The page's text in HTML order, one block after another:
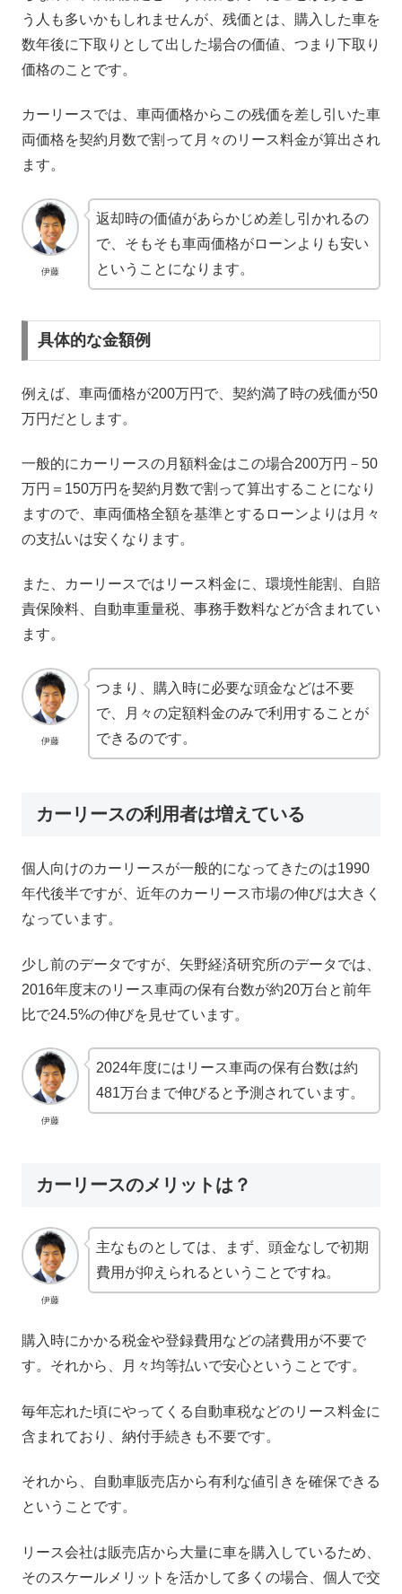
う人も多いかもしれませんが、残価とは、購入した車を
数年後に下取りとして出した場合の価値、つまり下取り
価格のことです。
カーリースでは、車両価格からこの残価を差し引いた車
両価格を契約月数で割って月々のリース料金が算出され
ます。
伊藤
返却時の価値があらかじめ差し引かれるの
で、そもそも車両価格がローンよりも安い
ということになります。
具体的な金額例
例えば、車両価格が200万円で、契約満了時の残価が50
万円だとします。
一般的にカーリースの月額料金はこの場合200万円－50
万円＝150万円を契約月数で割って算出することになり
ますので、車両価格全額を基準とするローンよりは月々
の支払いは安くなります。
また、カーリースではリース料金に、環境性能割、自賠
責保険料、自動車重量税、事務手数料などが含まれてい
ます。
伊藤
つまり、購入時に必要な頭金などは不要
で、月々の定額料金のみで利用することが
できるのです。
カーリースの利用者は増えている
個人向けのカーリースが一般的になってきたのは1990
年代後半ですが、近年のカーリース市場の伸びは大きく
なっています。
少し前のデータですが、矢野経済研究所のデータでは、
2016年度末のリース車両の保有台数が約20万台と前年
比で24.5%の伸びを見せています。
伊藤
2024年度にはリース車両の保有台数は約
481万台まで伸びると予測されています。
カーリースのメリットは？
伊藤
主なものとしては、まず、頭金なしで初期
費用が抑えられるということですね。
購入時にかかる税金や登録費用などの諸費用が不要で
す。それから、月々均等払いで安心ということです。
毎年忘れた頃にやってくる自動車税などのリース料金に
含まれており、納付手続きも不要です。
それから、自動車販売店から有利な値引きを確保できる
ということです。
リース会社は販売店から大量に車を購入しているため、
そのスケールメリットを活かして多くの場合、個人で交